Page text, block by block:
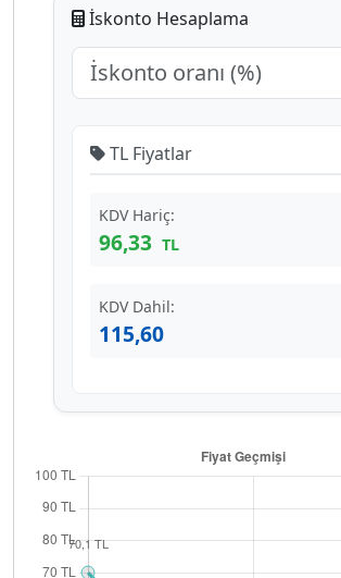
İskonto Hesaplama
TL Fiyatlar
KDV Hariç:
96,33 TL
KDV Dahil:
115,60